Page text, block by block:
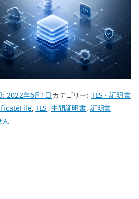
:2022年6月1日 カテゴリー: TLS・証明書
,TLS, 中間証明書,証明書
ん